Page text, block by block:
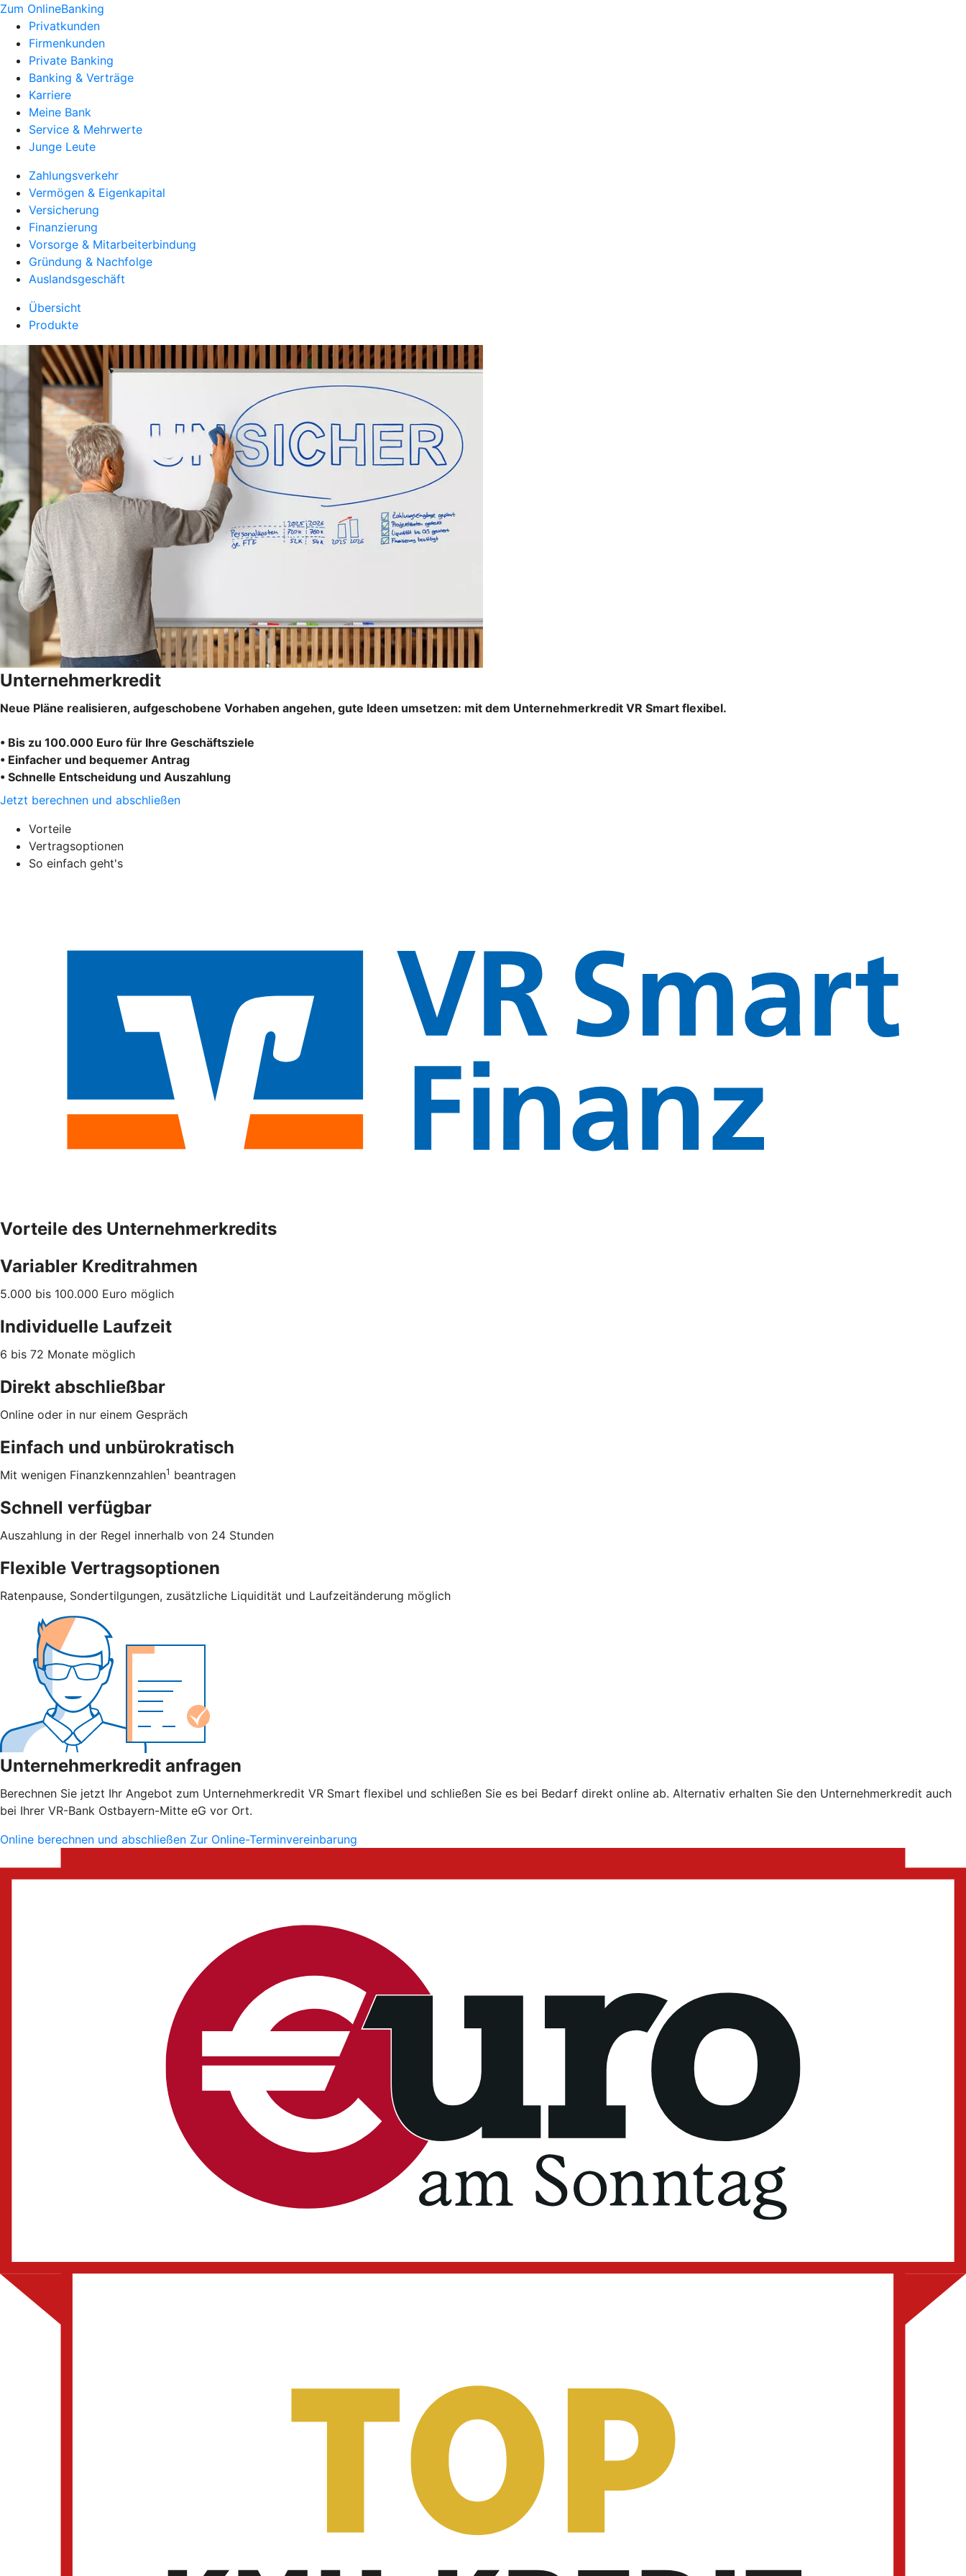
Zum OnlineBanking
Privatkunden
Firmenkunden
Private Banking
Banking & Verträge
Karriere
Meine Bank
Service & Mehrwerte
Junge Leute
Zahlungsverkehr
Vermögen & Eigenkapital
Versicherung
Finanzierung
Vorsorge & Mitarbeiterbindung
Gründung & Nachfolge
Auslandsgeschäft
Übersicht
Produkte
Unternehmerkredit
Neue Pläne realisieren, aufgeschobene Vorhaben angehen, gute Ideen umsetzen: mit dem Unternehmerkredit VR Smart flexibel.
• Bis zu 100.000 Euro für Ihre Geschäftsziele
• Einfacher und bequemer Antrag
• Schnelle Entscheidung und Auszahlung
Jetzt berechnen und abschließen
Vorteile
Vertragsoptionen
So einfach geht's
Vorteile des Unternehmerkredits
Variabler Kreditrahmen
5.000 bis 100.000 Euro möglich
Individuelle Laufzeit
6 bis 72 Monate möglich
Direkt abschließbar
Online oder in nur einem Gespräch
Einfach und unbürokratisch
Mit wenigen Finanzkennzahlen1 beantragen
Schnell verfügbar
Auszahlung in der Regel innerhalb von 24 Stunden
Flexible Vertragsoptionen
Ratenpause, Sondertilgungen, zusätzliche Liquidität und Laufzeitänderung möglich
Unternehmerkredit anfragen
Berechnen Sie jetzt Ihr Angebot zum Unternehmerkredit VR Smart flexibel und schließen Sie es bei Bedarf direkt online ab. Alternativ erhalten Sie den Unternehmerkredit auch
bei Ihrer VR-Bank Ostbayern-Mitte eG vor Ort.
Online berechnen und abschließen Zur Online-Terminvereinbarung